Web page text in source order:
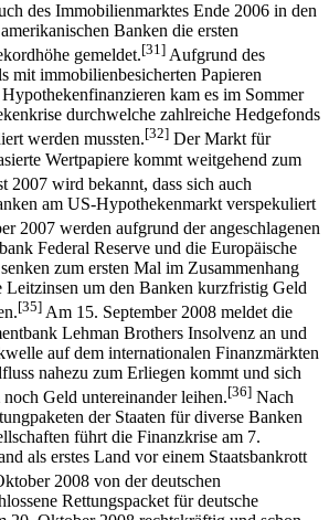
des Immobilienmarktes Ende 2006 in den
Banken die ersten
gemeldet.[31] Aufgrund des
mit immobilienbesicherten Papieren
kam es im Sommer
durchwelche zahlreiche Hedgefonds
werden mussten.[32] Der Markt für
Wertpapiere kommt weitgehend zum
2007 wird bekannt, dass sich auch
am US-Hypothekenmarkt verspekuliert
2007 werden aufgrund der angeschlagenen
Federal Reserve und die Europäische
zum ersten Mal im Zusammenhang
Leitzinsen um den Banken kurzfristig Geld
[35] Am 15. September 2008 meldet die
Lehman Brothers Insolvenz an und
auf dem internationalen Finanzmärkten
nahezu zum Erliegen kommt und sich
Geld untereinander leihen.[36] Nach
der Staaten für diverse Banken
führt die Finanzkrise am 7.
als erstes Land vor einem Staatsbankrott
2008 von der deutschen
Rettungspacket für deutsche